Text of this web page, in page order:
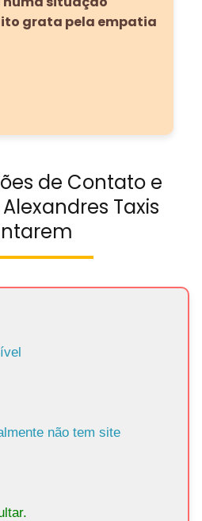
grata pela empatia
de Contato e
Taxis
não tem site